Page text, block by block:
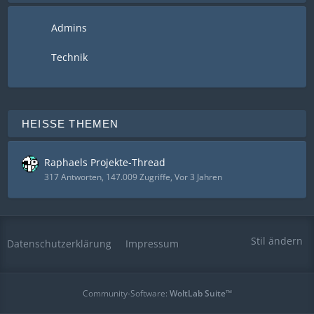
Admins
Technik
HEISSE THEMEN
Raphaels Projekte-Thread
317 Antworten, 147.009 Zugriffe, Vor 3 Jahren
Stil ändern
Datenschutzerklärung Impressum
Community-Software: WoltLab Suite™